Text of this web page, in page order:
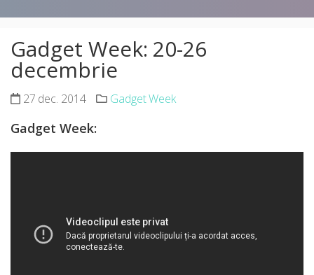
Gadget Week: 20-26
decembrie
27 dec. 2014 Gadget Week
Gadget Week: